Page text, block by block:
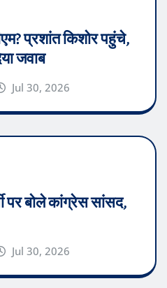
प्रशांत किशोर पहुंचे,
जवाब
Jul 30, 2026
पर बोले कांग्रेस सांसद,
Jul 30, 2026